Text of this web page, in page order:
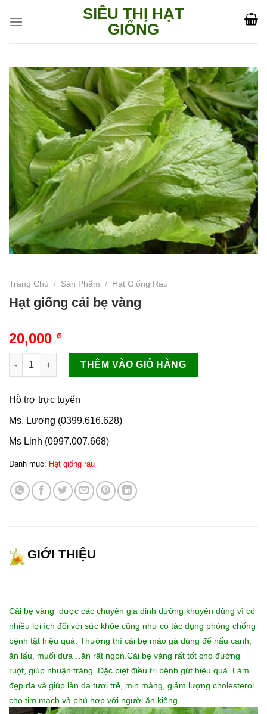
SIÊU THỊ HẠT
GIỐNG
Trang Chủ / Sản Phẩm / Hạt Giống Rau
Hạt giống cải bẹ vàng
20,000 ₫
Hạt giống cải bẹ vàng số lượng
THÊM VÀO GIỎ HÀNG
Hỗ trợ trực tuyến
Ms. Lương (0399.616.628)
Ms Linh (0997.007.668)
Danh mục: Hạt giống rau
GIỚI THIỆU
Cải bẹ vàng được các chuyên gia dinh dưỡng khuyên dùng vì có
nhiều lợi ích đối với sức khỏe cũng như có tác dụng phòng chống
bệnh tật hiệu quả. Thường thì cải bẹ mào gà dùng để nấu canh,
ăn lẩu, muối dưa…ăn rất ngon.Cải bẹ vàng rất tốt cho đường
ruột, giúp nhuận tràng. Đặc biệt điều trị bệnh gút hiệu quả. Làm
đẹp da và giúp làn da tươi trẻ, mịn màng, giảm lượng cholesterol
cho tim mạch và phù hợp với người ăn kiêng.